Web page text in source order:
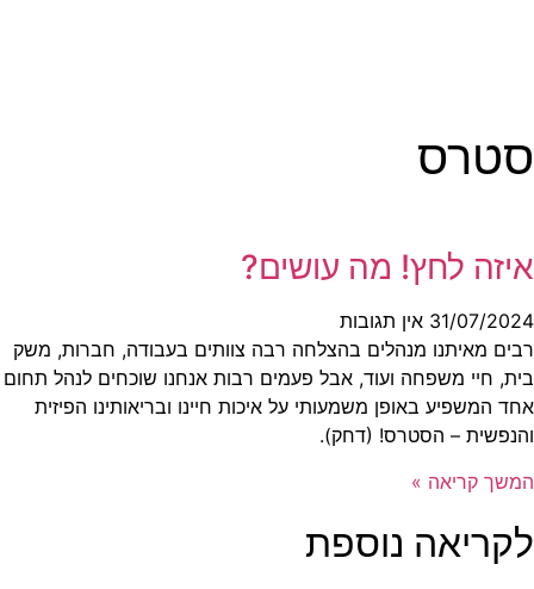
סטרס
איזה לחץ! מה עושים?
31/07/2024 אין תגובות
רבים מאיתנו מנהלים בהצלחה רבה צוותים בעבודה, חברות, משק
בית, חיי משפחה ועוד, אבל פעמים רבות אנחנו שוכחים לנהל תחום
אחד המשפיע באופן משמעותי על איכות חיינו ובריאותינו הפיזית
והנפשית – הסטרס! (דחק).
המשך קריאה »
לקריאה נוספת